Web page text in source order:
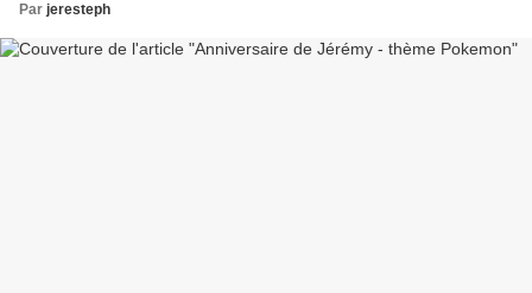
Par jeresteph